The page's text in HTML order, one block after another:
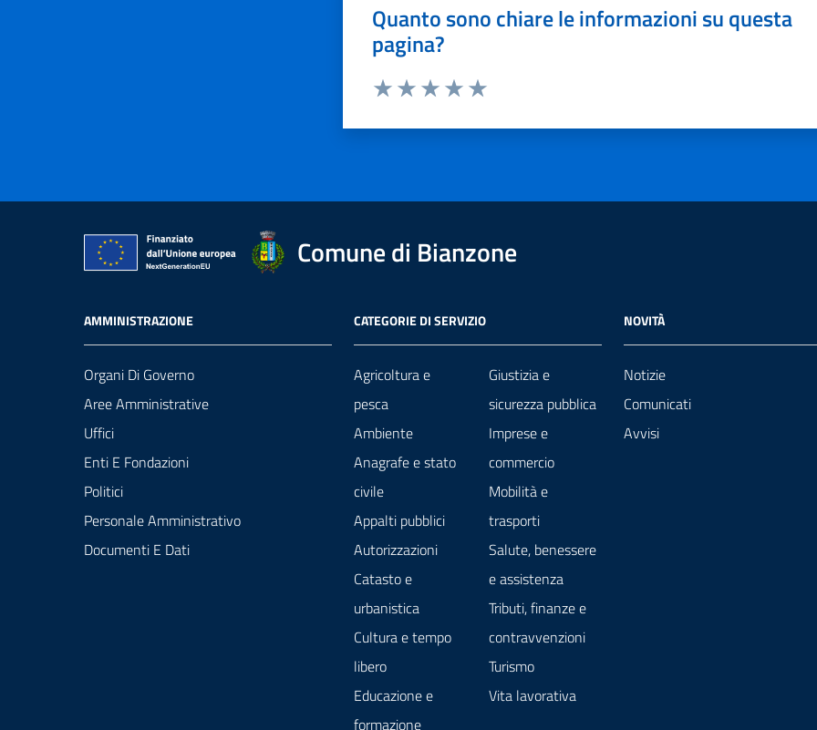
Quanto sono chiare le informazioni su questa
pagina?
Comune di Bianzone
AMMINISTRAZIONE
Organi Di Governo
Aree Amministrative
Uffici
Enti E Fondazioni
Politici
Personale Amministrativo
Documenti E Dati
CATEGORIE DI SERVIZIO
Agricoltura e
pesca
Ambiente
Anagrafe e stato
civile
Appalti pubblici
Autorizzazioni
Catasto e
urbanistica
Cultura e tempo
libero
Educazione e
formazione
Giustizia e
sicurezza pubblica
Imprese e
commercio
Mobilità e
trasporti
Salute, benessere
e assistenza
Tributi, finanze e
contravvenzioni
Turismo
Vita lavorativa
NOVITÀ
Notizie
Comunicati
Avvisi